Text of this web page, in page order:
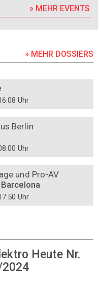
» MEHR EVENTS
» MEHR DOSSIERS
Uhr
Berlin
Uhr
und Pro-AV
Uhr
Heute Nr.